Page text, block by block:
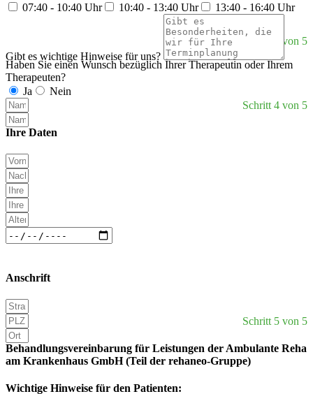
07:40 - 10:40 Uhr
10:40 - 13:40 Uhr 13:40 - 16:40 Uhr
Gibt es wichtige Hinweise für uns?
Schritt 3 von 5
Haben Sie einen Wunsch bezüglich Ihrer Therapeutin oder Ihrem
Therapeuten?
Ja
Nein
Schritt 4 von 5
Ihre Daten
Anschrift
Schritt 5 von 5
Behandlungsvereinbarung für Leistungen der Ambulante Reha
am Krankenhaus GmbH (Teil der rehaneo-Gruppe)
Wichtige Hinweise für den Patienten: